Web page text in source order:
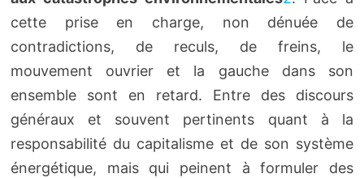
cette prise en charge, non dénuée de
contradictions, de reculs, de freins, le
mouvement ouvrier et la gauche dans son
ensemble sont en retard. Entre des discours
généraux et souvent pertinents quant à la
responsabilité du capitalisme et de son système
énergétique, mais qui peinent à formuler des